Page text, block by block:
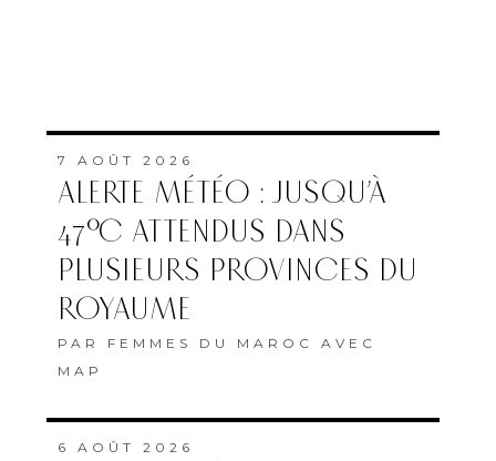
7 AOÛT 2026
ALERTE MÉTÉO : JUSQU’À
47°C ATTENDUS DANS
PLUSIEURS PROVINCES DU
ROYAUME
PAR FEMMES DU MAROC AVEC
MAP
6 AOÛT 2026